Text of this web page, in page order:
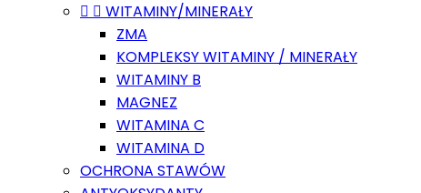
  WITAMINY/MINERAŁY
ZMA
KOMPLEKSY WITAMINY / MINERAŁY
WITAMINY B
MAGNEZ
WITAMINA C
WITAMINA D
OCHRONA STAWÓW